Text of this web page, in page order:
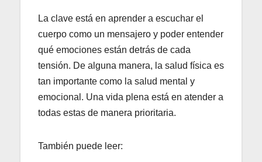
La clave está en aprender a escuchar el
cuerpo como un mensajero y poder entender
qué emociones están detrás de cada
tensión. De alguna manera, la salud física es
tan importante como la salud mental y
emocional. Una vida plena está en atender a
todas estas de manera prioritaria.
También puede leer: